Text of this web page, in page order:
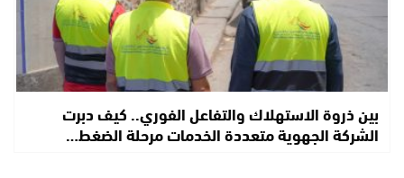
بين ذروة الاستهلاك والتفاعل الفوري.. كيف دبرت
الشركة الجهوية متعددة الخدمات مرحلة الضغط…